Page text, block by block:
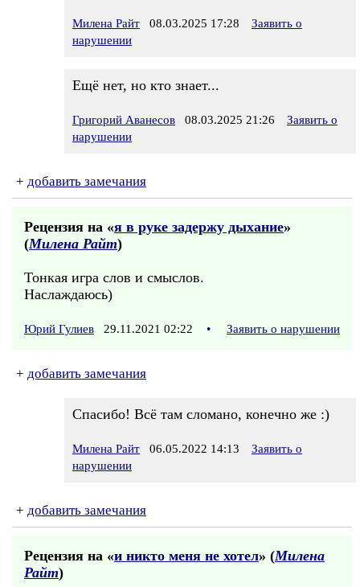
Милена Райт 08.03.2025 17:28
Заявить о
нарушении
Ещё нет, но кто знает...
Григорий Аванесов 08.03.2025 21:26
Заявить о
нарушении
+ добавить замечания
Рецензия на «я в руке задержу дыхание»
(Милена Райт)
Тонкая игра слов и смыслов.
Наслаждаюсь)
Юрий Гулиев 29.11.2021 02:22 • Заявить о нарушении
+ добавить замечания
Спасибо! Всё там сломано, конечно же :)
Милена Райт 06.05.2022 14:13
Заявить о
нарушении
+ добавить замечания
Рецензия на «и никто меня не хотел» (Милена
Райт)